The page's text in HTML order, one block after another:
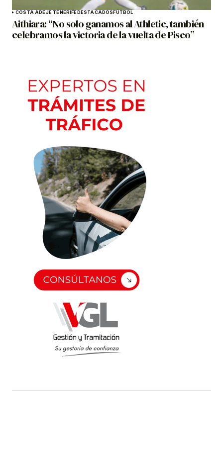
COSTA ADEJE TENERIFE DESTACADOS FÚTBOL
Aithiara: “No solo ganamos al Athletic, también
celebramos la victoria de la vuelta de Pisco”